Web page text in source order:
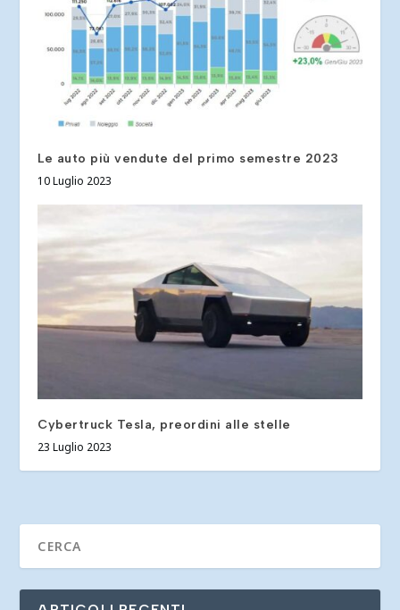
Le auto più vendute del primo semestre 2023
10 Luglio 2023
Cybertruck Tesla, preordini alle stelle
23 Luglio 2023